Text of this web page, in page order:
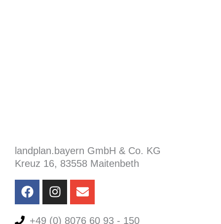
landplan.bayern GmbH & Co. KG
Kreuz 16, 83558 Maitenbeth
F
a
I
n
E
n
+49 (0) 8076 60 93 - 150